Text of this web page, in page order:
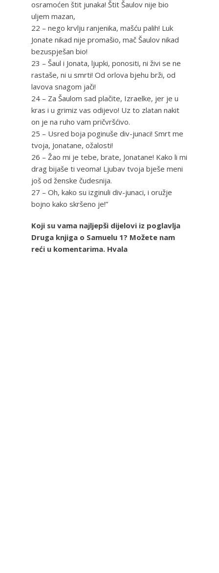
osramoćen štit junaka! Štit Šaulov nije bio
uljem mazan,
22 – nego krvlju ranjenika, mašću palih! Luk
Jonate nikad nije promašio, mač Šaulov nikad
bezuspješan bio!
23 – Šaul i Jonata, ljupki, ponositi, ni živi se ne
rastaše, ni u smrti! Od orlova bjehu brži, od
lavova snagom jači!
24 – Za Šaulom sad plačite, Izraelke, jer je u
kras i u grimiz vas odijevo! Uz to zlatan nakit
on je na ruho vam pričvršćivo.
25 – Usred boja poginuše div-junaci! Smrt me
tvoja, Jonatane, ožalosti!
26 – Žao mi je tebe, brate, Jonatane! Kako li mi
drag bijaše ti veoma! Ljubav tvoja bješe meni
još od ženske čudesnija.
27 – Oh, kako su izginuli div-junaci, i oružje
bojno kako skršeno je!”
Koji su vama najljepši dijelovi iz poglavlja
Druga knjiga o Samuelu 1? Možete nam
reći u komentarima. Hvala